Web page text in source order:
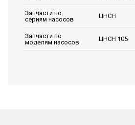
Запчасти по
сериям насосов
ЦНСН
Запчасти по
моделям насосов
ЦНСН 105